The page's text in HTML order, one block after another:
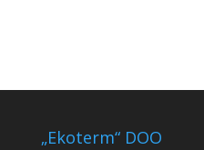
„Ekoterm“ DOO